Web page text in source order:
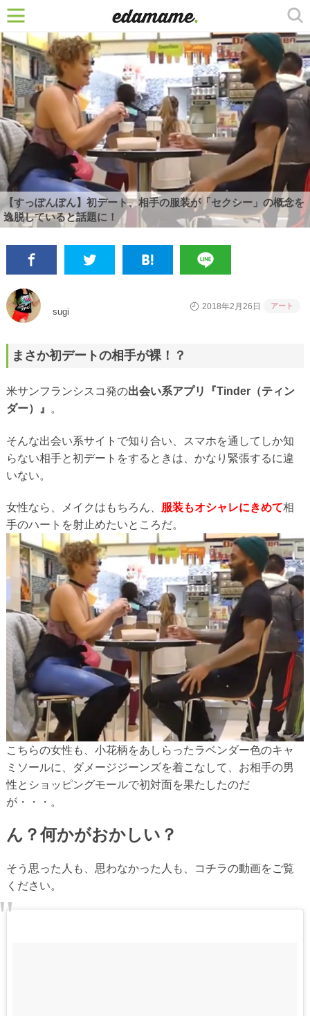
【すっぽんぽん】初デート、相手の服装が「セクシー」の概念を
逸脱していると話題に！
sugi
2018年2月26日 アート
まさか初デートの相手が裸！？
米サンフランシスコ発の出会い系アプリ『Tinder（ティン
ダー）』
。
そんな出会い系サイトで知り合い、スマホを通してしか知
らない相手と初デートをするときは、かなり緊張するに違
いない。
女性なら、メイクはもちろん、 服装もオシャレにきめて相
手のハートを射止めたいところだ。
こちらの女性も、小花柄をあしらったラベンダー色のキャ
ミソールに、ダメージジーンズを着こなして、お相手の男
性とショッピングモールで初対面を果たしたのだ
が・・・。
ん？何かがおかしい？
そう思った人も、思わなかった人も、コチラの動画をご覧
ください。